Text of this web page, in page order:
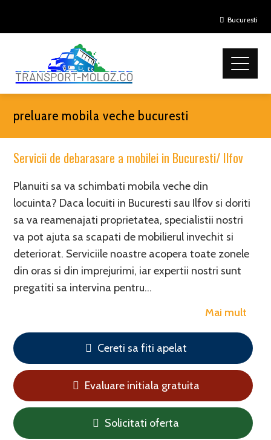
Bucuresti
preluare mobila veche bucuresti
Servicii de debarasare a mobilei in Bucuresti/ Ilfov
Planuiti sa va schimbati mobila veche din
locuinta? Daca locuiti in Bucuresti sau Ilfov si doriti
sa va reamenajati proprietatea, specialistii nostri
va pot ajuta sa scapati de mobilierul invechit si
deteriorat. Serviciile noastre acopera toate zonele
din oras si din imprejurimi, iar expertii nostri sunt
pregatiti sa intervina pentru…
Mai mult
Cereti sa fiti apelat
Evaluare initiala gratuita
Solicitati oferta